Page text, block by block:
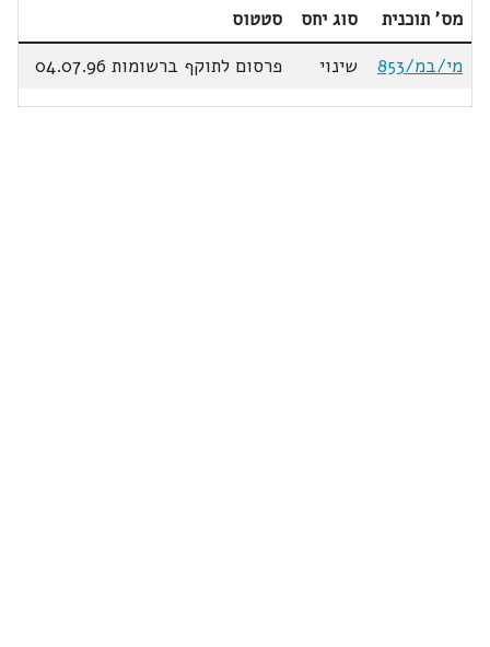
מס' תוכנית סוג יחס
סטטוס
מי/במ/853
שינוי פרסום לתוקף ברשומות 04.07.96